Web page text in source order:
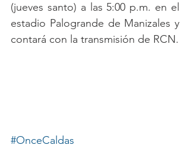
(jueves santo) a las 5:00 p.m. en el
estadio Palogrande de Manizales y
#OnceCaldas